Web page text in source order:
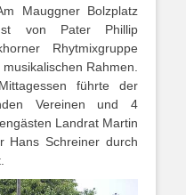
Mauggner Bolzplatz
von Pater Phillip
Rhytmixgruppe
Rahmen.
führte der
Vereinen und 4
Landrat Martin
Hans Schreiner durch